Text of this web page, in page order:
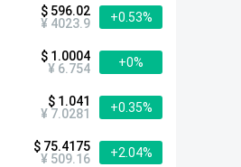
$ 596.02
¥ 4023.9
+0.53%
$ 1.0004
¥ 6.754
+0%
$ 1.041
¥ 7.0281
+0.35%
$ 75.4175
¥ 509.16
+2.04%